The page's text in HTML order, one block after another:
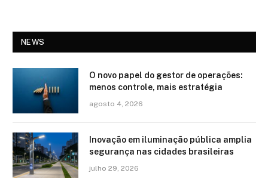
NEWS
O novo papel do gestor de operações:
menos controle, mais estratégia
agosto 4, 2026
Inovação em iluminação pública amplia
segurança nas cidades brasileiras
julho 29, 2026